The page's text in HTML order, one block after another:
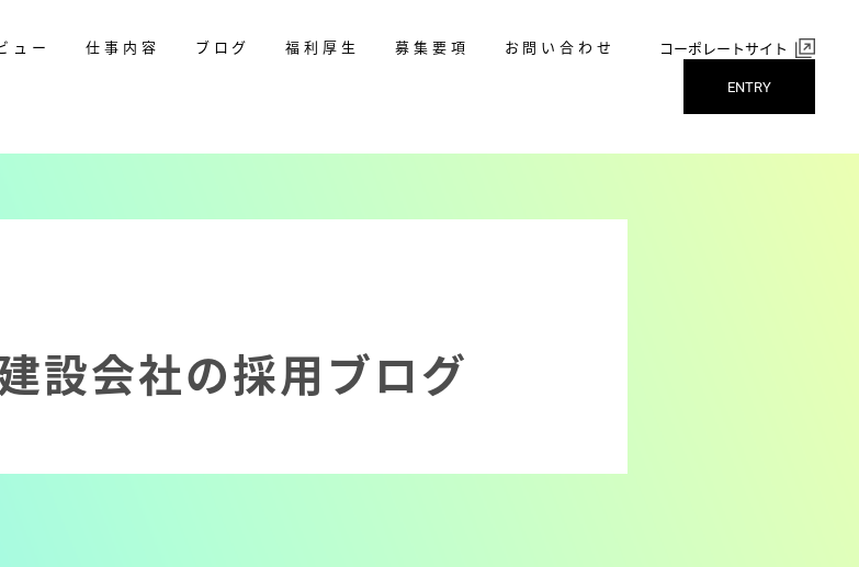
ュー 仕事内容 ブログ 福利厚生 募集要項 お問い合わせ
コーポレートサイト
ENTRY
設会社の採用ブログ